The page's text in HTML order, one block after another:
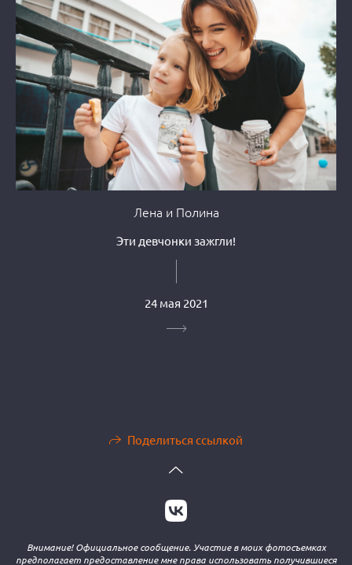
Лена и Полина
Эти девчонки зажгли!
24 мая 2021
Поделиться ссылкой
Внимание! Официальное сообщение. Участие в моих фотосъемках
предполагает предоставление мне права использовать получившиеся